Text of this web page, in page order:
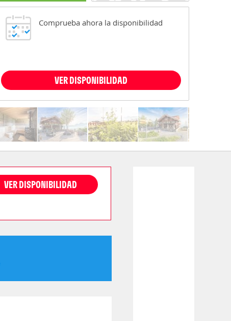
Comprueba ahora la disponibilidad
VER DISPONIBILIDAD
VER DISPONIBILIDAD